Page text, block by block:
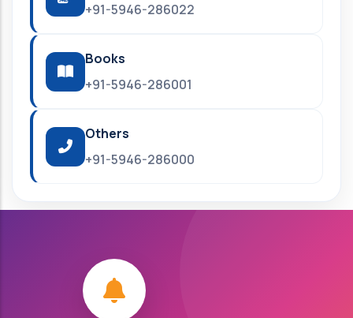
+91-5946-286022
Books
+91-5946-286001
Others
+91-5946-286000